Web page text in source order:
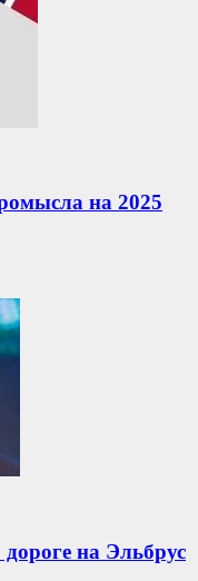
на 2025
на Эльбрус